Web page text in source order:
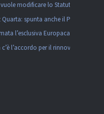
modificare lo Statuto”
spunta anche il PSG
l’esclusiva Europacalcio!
l’accordo per il rinnovo,